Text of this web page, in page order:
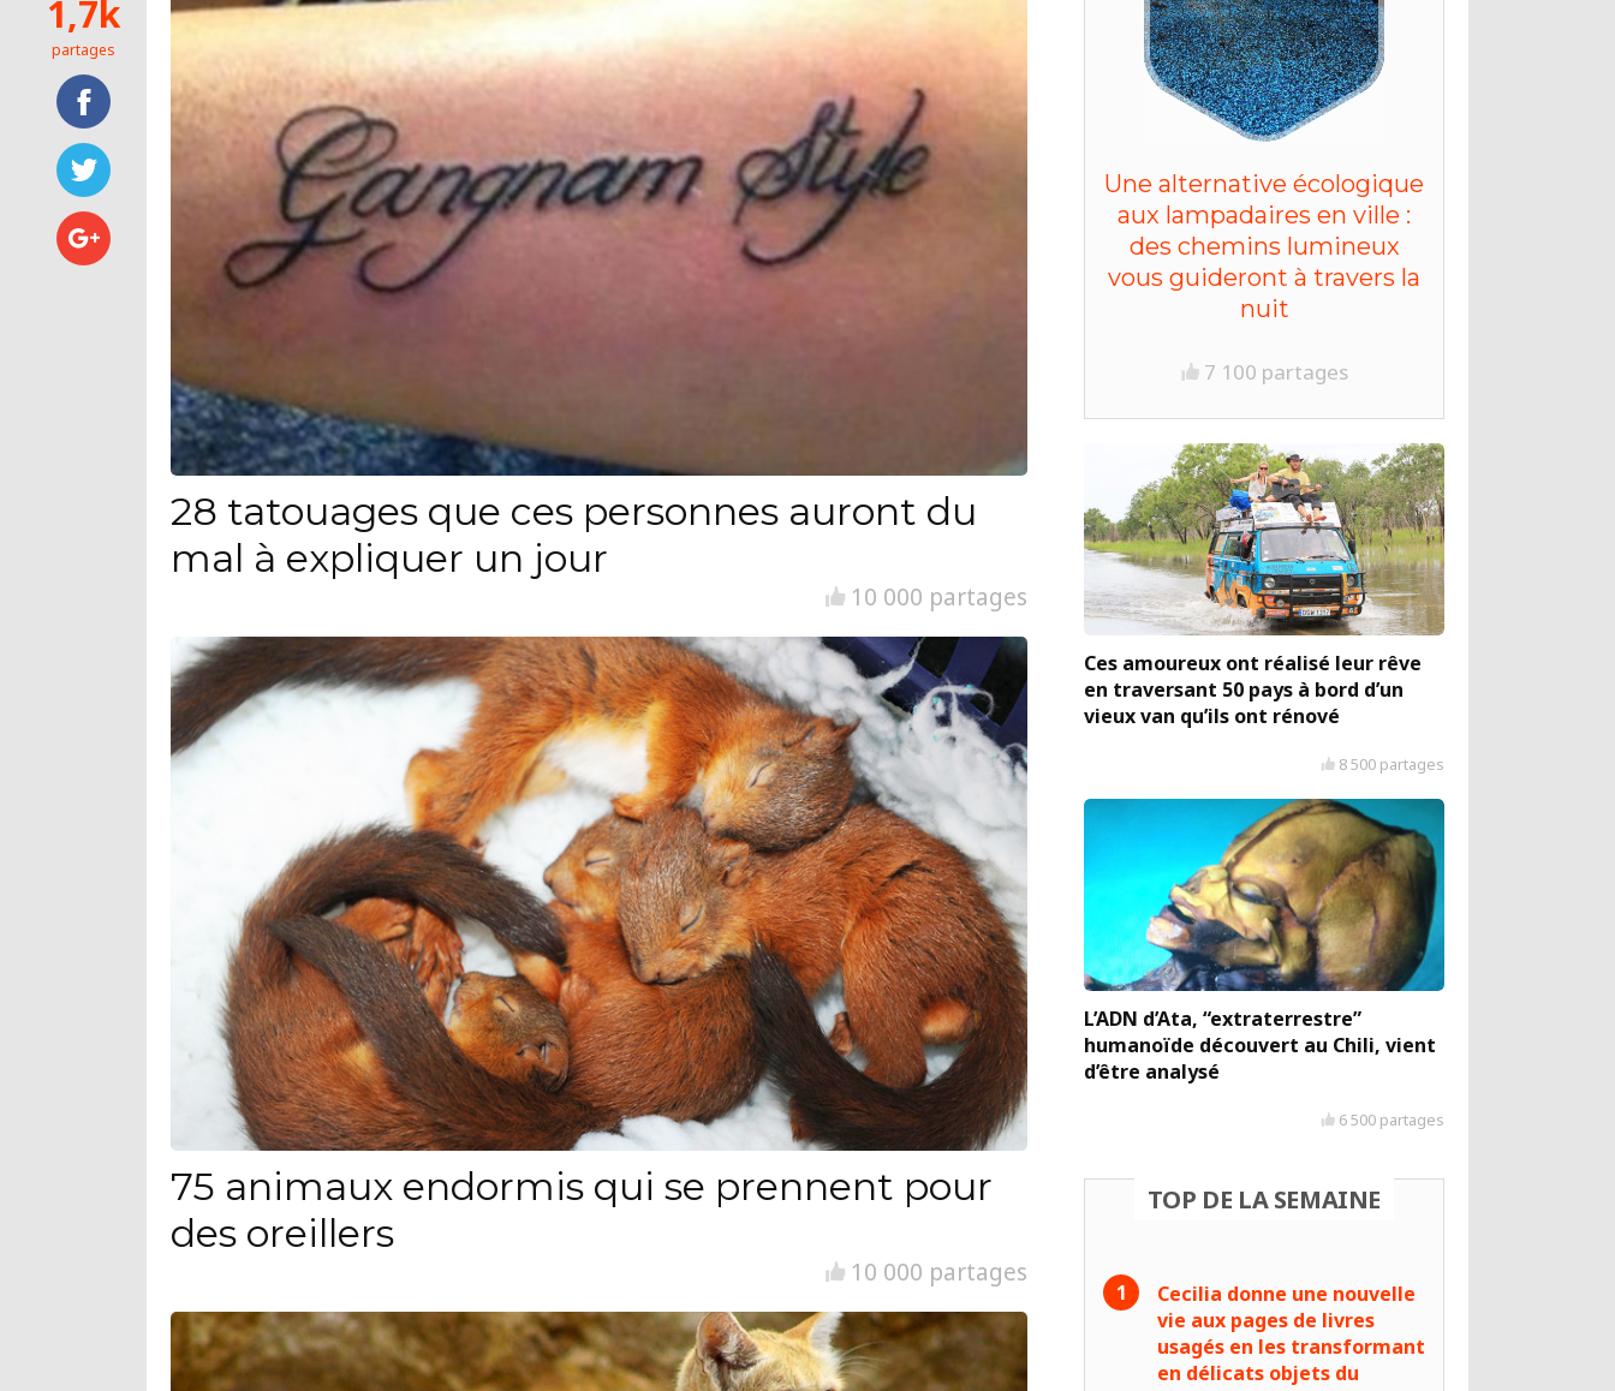
28 tatouages que ces personnes auront du
mal à expliquer un jour
10 000 partages
75 animaux endormis qui se prennent pour
des oreillers
10 000 partages
Une alternative écologique
aux lampadaires en ville :
des chemins lumineux
vous guideront à travers la
nuit
7 100 partages
Ces amoureux ont réalisé leur rêve
en traversant 50 pays à bord d’un
vieux van qu’ils ont rénové
8 500 partages
L’ADN d’Ata, “extraterrestre”
humanoïde découvert au Chili, vient
d’être analysé
6 500 partages
TOP DE LA SEMAINE
Cecilia donne une nouvelle
vie aux pages de livres
usagés en les transformant
en délicats objets du
1,7k
partages